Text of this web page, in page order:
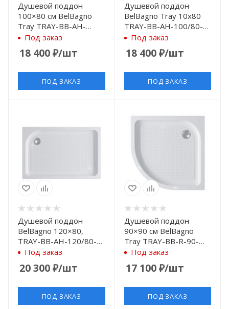
Душевой поддон
100×80 см BelBagno
Tray TRAY-BB-AH-
100/80-15-W-L с
антискользящим
покрытием, белый
Под заказ
18 400₽/шт
ПОД ЗАКАЗ
Душевой поддон
BelBagno Tray 10х80
TRAY-BB-AH-100/80-
15-W-R
Под заказ
18 400₽/шт
ПОД ЗАКАЗ
Душевой поддон
BelBagno 120×80,
TRAY-BB-AH-120/80-
15-W-R
Под заказ
20 300₽/шт
ПОД ЗАКАЗ
Душевой поддон
90×90 см BelBagno
Tray TRAY-BB-R-90-
550-15-W с
покрытием, белый
Под заказ
17 100₽/шт
ПОД ЗАКАЗ